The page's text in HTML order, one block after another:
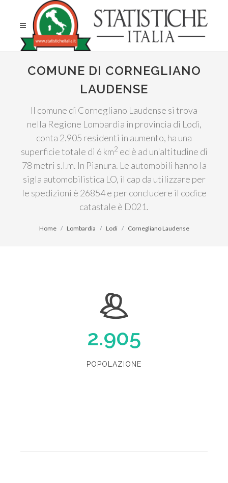
COMUNE DI CORNEGLIANO
LAUDENSE
Il comune di Cornegliano Laudense si trova
nella Regione Lombardia in provincia di Lodi,
conta 2.905 residenti in aumento, ha una
superficie totale di 6 km2 ed è ad un'altitudine di
78 metri s.l.m. In Pianura. Le automobili hanno la
sigla automobilistica LO, il cap da utilizzare per
le spedizioni è 26854 e per concludere il codice
catastale è D021.
Home Lombardia Lodi Cornegliano Laudense
2.905
POPOLAZIONE